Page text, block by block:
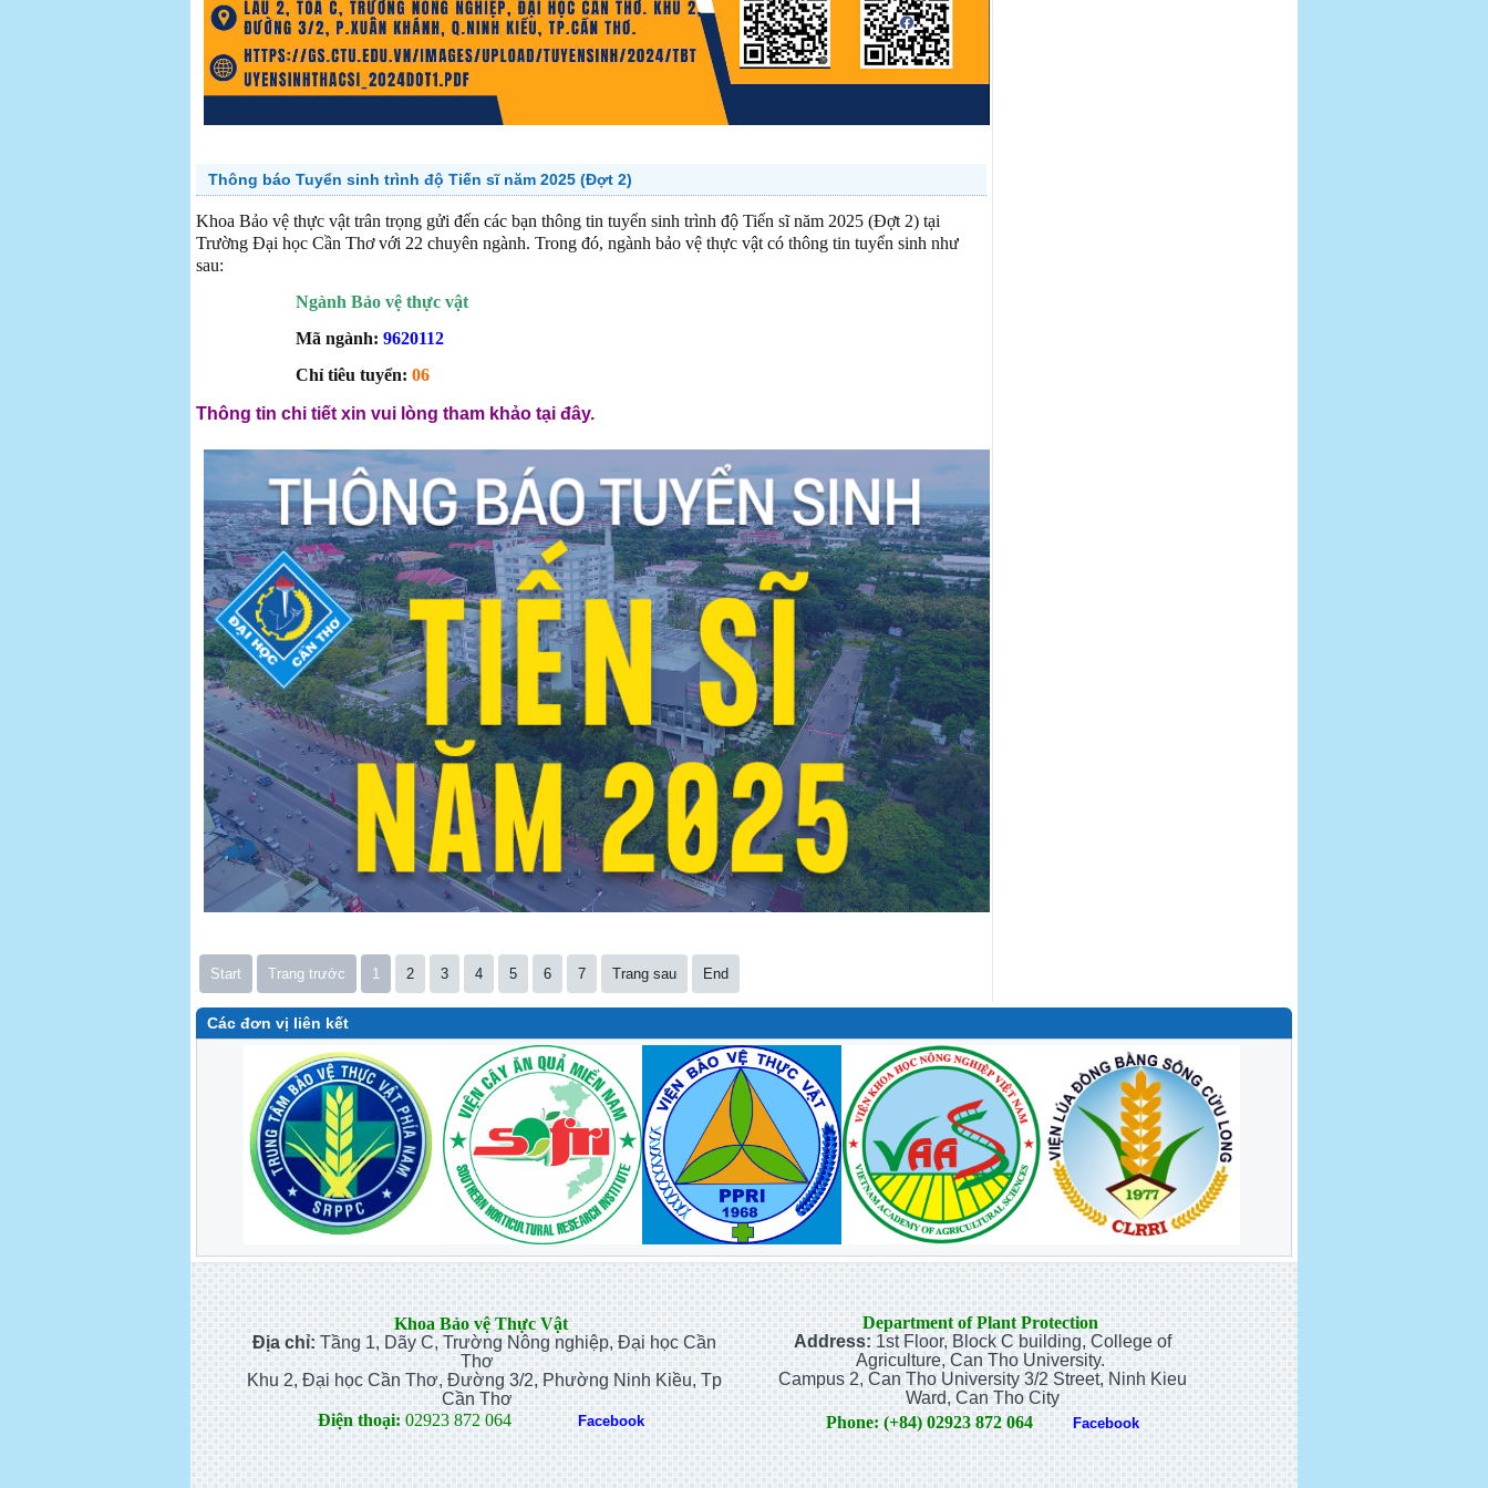
Thông báo Tuyển sinh trình độ Tiến sĩ năm 2025 (Đợt 2)
Khoa Bảo vệ thực vật trân trọng gửi đến các bạn thông tin tuyển sinh trình độ Tiến sĩ năm 2025 (Đợt 2) tại
Trường Đại học Cần Thơ với 22 chuyên ngành. Trong đó, ngành bảo vệ thực vật có thông tin tuyển sinh như
sau:
Ngành Bảo vệ thực vật
Mã ngành: 9620112
Chỉ tiêu tuyển: 06
Thông tin chi tiết xin vui lòng tham khảo tại đây.
Start Trang trước 1 2 3 4 5 6 7 Trang sau End
Các đơn vị liên kết
Khoa Bảo vệ Thực Vật
Địa chỉ: Tầng 1, Dãy C, Trường Nông nghiệp, Đại học Cần
Thơ
Khu 2, Đại học Cần Thơ, Đường 3/2, Phường Ninh Kiều, Tp
Cần Thơ
Điện thoại: 02923 872 064 Facebook
Department of Plant Protection
Address: 1st Floor, Block C building, College of
Agriculture, Can Tho University.
Campus 2, Can Tho University 3/2 Street, Ninh Kieu
Ward, Can Tho City
Phone: (+84) 02923 872 064 Facebook